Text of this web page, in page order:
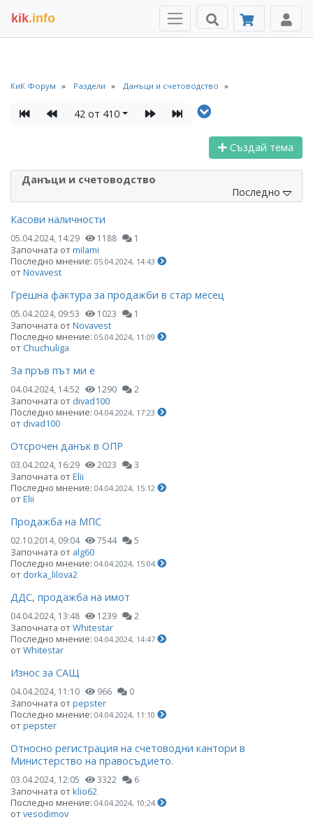
kik.info
КиК Форум Раздели Данъци и счетоводство
42 от 410
Създай тема
Данъци и счетоводство
Последно
Касови наличности
05.04.2024, 14:29 1188 1
Започната отmilami
Последно мнение: 05.04.2024, 14:43
отNovavest
Грешна фактура за продажби в стар месец
05.04.2024, 09:53 1023 1
Започната отNovavest
Последно мнение: 05.04.2024, 11:09
отChuchuliga
За пръв път ми е
04.04.2024, 14:52 1290 2
Започната от divad100
Последно мнение: 04.04.2024, 17:23
от divad100
Отсрочен данък в ОПР
03.04.2024, 16:29 2023 3
Започната отElii
Последно мнение: 04.04.2024, 15:12
отElii
Продажба на МПС
02.10.2014, 09:04 7544 5
Започната от alg60
Последно мнение: 04.04.2024, 15:04
от dorka_lilova2
ДДС, продажба на имот
04.04.2024, 13:48 1239 2
Започната отWhitestar
Последно мнение: 04.04.2024, 14:47
отWhitestar
Износ за САЩ
04.04.2024, 11:10 966 0
Започната отpepster
Последно мнение: 04.04.2024, 11:10
отpepster
Относно регистрация на счетоводни кантори в
Министерство на правосъдието.
03.04.2024, 12:05 3322 6
Започната отklio62
Последно мнение: 04.04.2024, 10:24
отvesodimov